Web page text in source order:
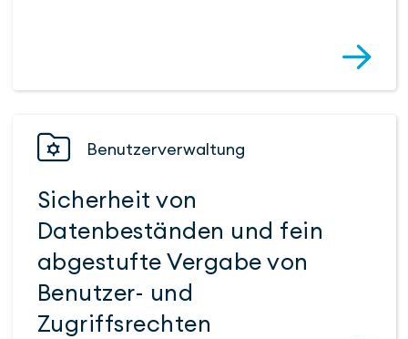
Benutzer­verwaltung
Sicherheit von
Datenbeständen und fein
abgestufte Vergabe von
Benutzer- und
Zugriffsrechten